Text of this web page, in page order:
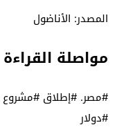
المصدر: الأناضول
مواصلة القراءة
#مصر. #إطلاق #مشروع
#دولار